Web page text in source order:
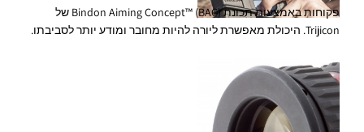
פקוחות באמצעות תכונת Bindon Aiming Concept™ (BAC) של
Trijicon. היכולת מאפשרת ליורה להיות מחובר ומודע יותר לסביבתו.